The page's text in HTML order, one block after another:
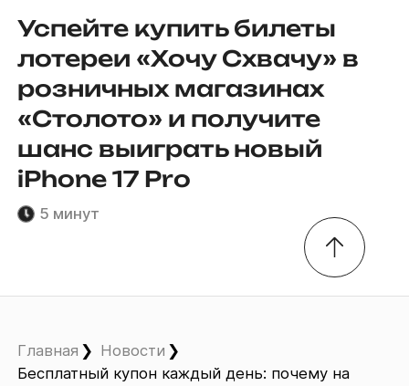
Успейте купить билеты
лотереи «Хочу Схвачу» в
розничных магазинах
«Столото» и получите
шанс выиграть новый
iPhone 17 Pro
5 минут
Главная
Новости
Бесплатный купон каждый день: почему на